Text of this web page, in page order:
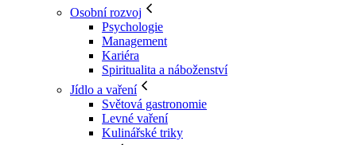
Osobní rozvoj
Psychologie
Management
Kariéra
Spiritualita a náboženství
Jídlo a vaření
Světová gastronomie
Levné vaření
Kulinářské triky